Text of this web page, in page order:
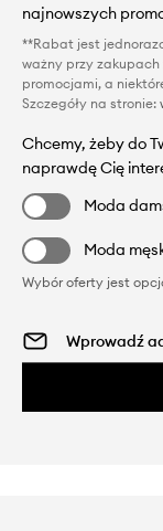
najnowszych
**Rabat jest
ważny przy zakupach
promocjami, a
Szczegóły na stronie:
Chcemy, żeby do
naprawdę Cię
Moda
Moda
Wybór oferty jest